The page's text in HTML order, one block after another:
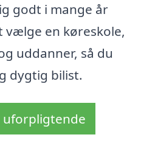
godt i mange år
vælge en køreskole,
uddanner, så du
dygtig bilist.
uforpligtende